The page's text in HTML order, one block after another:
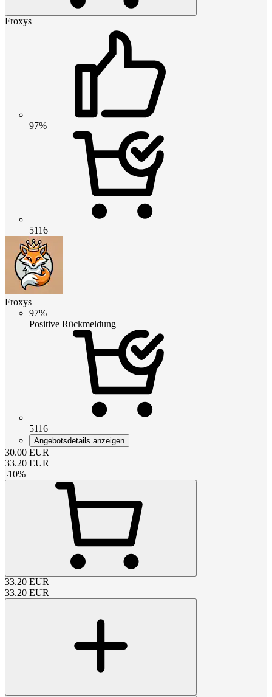
Froxys
97%
5116
Froxys
97%
Positive Rückmeldung
5116
Angebotsdetails anzeigen
30.00 EUR
33.20 EUR
-10%
33.20 EUR
33.20 EUR